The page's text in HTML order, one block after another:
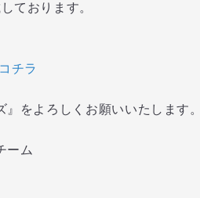
ております。
コチラ
をよろしくお願いいたします。
ーム